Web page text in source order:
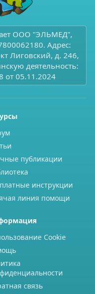
ООО "ЭЛЬМЕД",
Адрес:
Лиговский, д. 246,
деятельность:
от 05.11.2024
публикации
инструкции
линия помощи
Cookie
связь